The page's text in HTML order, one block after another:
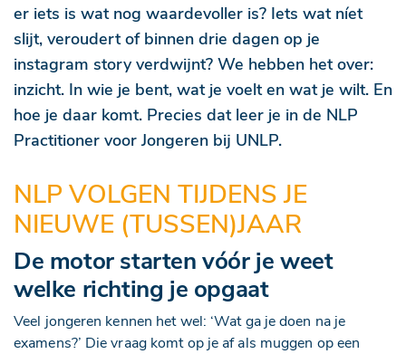
er iets is wat nog waardevoller is? Iets wat níet
slijt, veroudert of binnen drie dagen op je
instagram story verdwijnt? We hebben het over:
inzicht. In wie je bent, wat je voelt en wat je wilt. En
hoe je daar komt. Precies dat leer je in de NLP
Practitioner voor Jongeren bij UNLP.
NLP VOLGEN TIJDENS JE
NIEUWE (TUSSEN)JAAR
De motor starten vóór je weet
welke richting je opgaat
Veel jongeren kennen het wel: ‘Wat ga je doen na je
examens?’ Die vraag komt op je af als muggen op een